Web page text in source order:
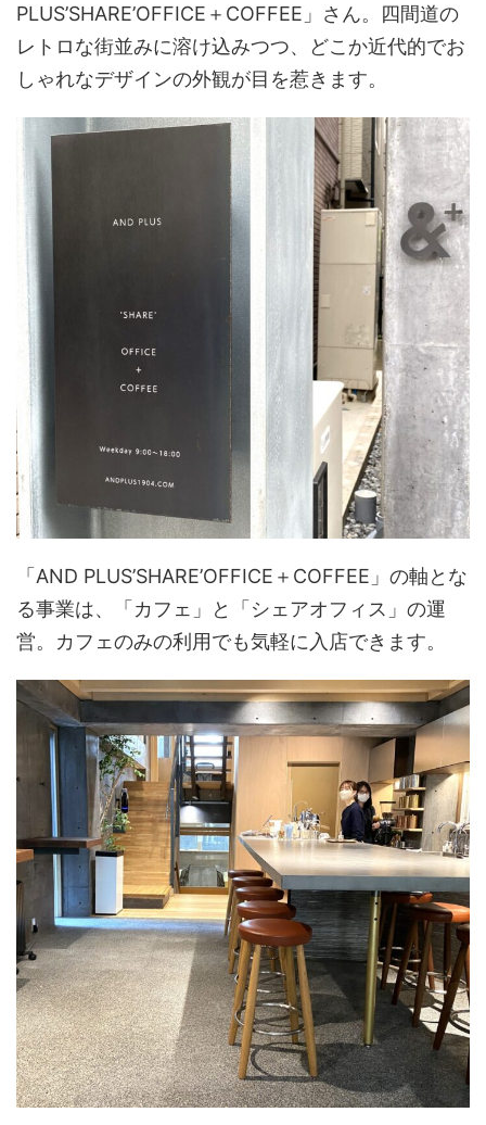
PLUS’SHARE’OFFICE＋COFFEE」さん。四間道の
レトロな街並みに溶け込みつつ、どこか近代的でお
しゃれなデザインの外観が目を惹きます。
「AND PLUS’SHARE’OFFICE＋COFFEE」の軸とな
る事業は、「カフェ」と「シェアオフィス」の運
営。カフェのみの利用でも気軽に入店できます。